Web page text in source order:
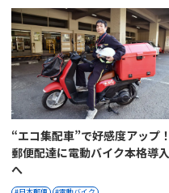
“エコ集配車”で好感度アップ！
郵便配達に電動バイク本格導入
へ